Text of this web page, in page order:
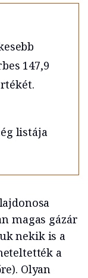
147,9
listája
magas gázár
nekik is a
a
Olyan